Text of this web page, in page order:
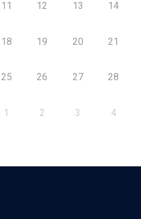
11 12 13 14
18 19 20 21
25 26 27 28
1 2 3 4